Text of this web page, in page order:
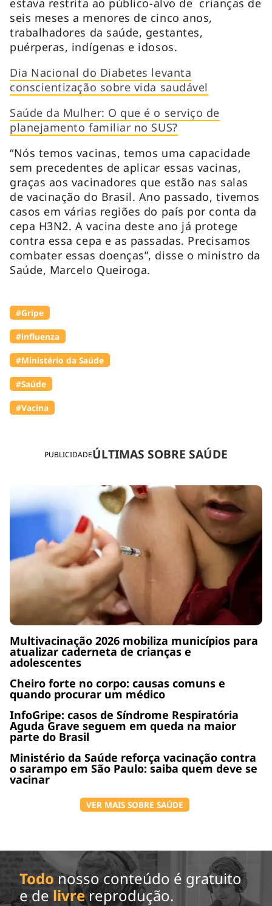
PUBLICIDADEÚLTIMAS SOBRE SAÚDE
Multivacinação 2026 mobiliza municípios para
atualizar caderneta de crianças e
adolescentes
Cheiro forte no corpo: causas comuns e
quando procurar um médico
InfoGripe: casos de Síndrome Respiratória
Aguda Grave seguem em queda na maior
parte do Brasil
Ministério da Saúde reforça vacinação contra
o sarampo em São Paulo: saiba quem deve se
vacinar
VER MAIS SOBRE SAÚDE
seis meses a menores de cinco anos,
trabalhadores da saúde, gestantes,
puérperas, indígenas e idosos.
Dia Nacional do Diabetes levanta
conscientização sobre vida saudável
Saúde da Mulher: O que é o serviço de
planejamento familiar no SUS?
“Nós temos vacinas, temos uma capacidade
sem precedentes de aplicar essas vacinas,
graças aos vacinadores que estão nas salas
de vacinação do Brasil. Ano passado, tivemos
casos em várias regiões do país por conta da
cepa H3N2. A vacina deste ano já protege
contra essa cepa e as passadas. Precisamos
combater essas doenças”, disse o ministro da
Saúde, Marcelo Queiroga.
#Gripe
#influenza
#Ministério da Saúde
#Saúde
#Vacina
Todo nosso conteúdo é gratuito
e de livrereprodução.